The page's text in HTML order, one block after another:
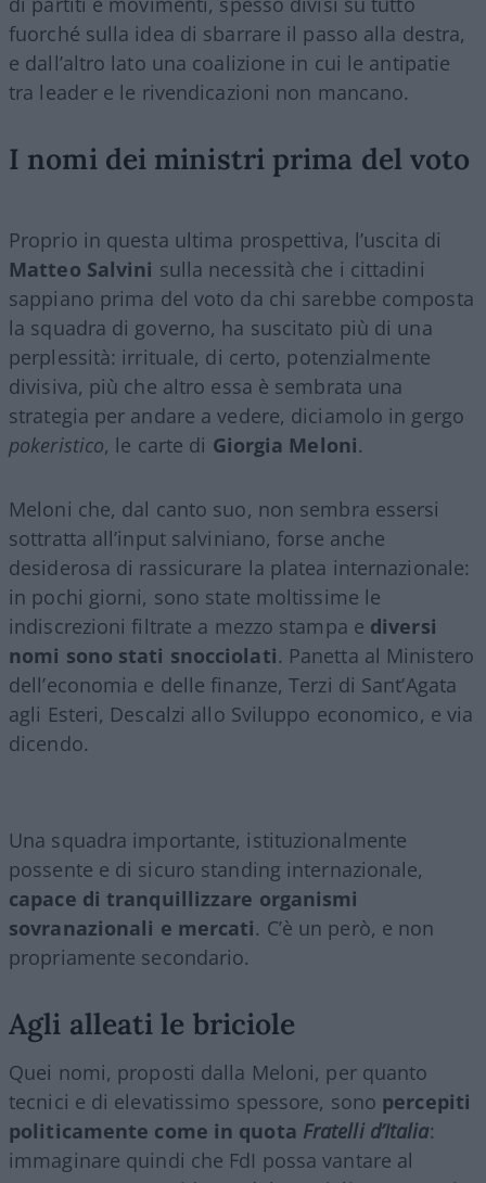
fuorché sulla idea di sbarrare il passo alla destra,
e dall’altro lato una coalizione in cui le antipatie
tra leader e le rivendicazioni non mancano.
I nomi dei ministri prima del voto
Proprio in questa ultima prospettiva, l’uscita di
Matteo Salvini sulla necessità che i cittadini
sappiano prima del voto da chi sarebbe composta
la squadra di governo, ha suscitato più di una
perplessità: irrituale, di certo, potenzialmente
divisiva, più che altro essa è sembrata una
strategia per andare a vedere, diciamolo in gergo
pokeristico, le carte di Giorgia Meloni.
Meloni che, dal canto suo, non sembra essersi
sottratta all’input salviniano, forse anche
desiderosa di rassicurare la platea internazionale:
in pochi giorni, sono state moltissime le
indiscrezioni filtrate a mezzo stampa e diversi
nomi sono stati snocciolati. Panetta al Ministero
dell’economia e delle finanze, Terzi di Sant’Agata
agli Esteri, Descalzi allo Sviluppo economico, e via
dicendo.
Una squadra importante, istituzionalmente
possente e di sicuro standing internazionale,
capace di tranquillizzare organismi
sovranazionali e mercati. C’è un però, e non
propriamente secondario.
Agli alleati le briciole
Quei nomi, proposti dalla Meloni, per quanto
tecnici e di elevatissimo spessore, sono percepiti
politicamente come in quota Fratelli d’Italia:
immaginare quindi che FdI possa vantare al